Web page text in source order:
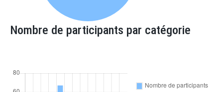
Nombre de participants par catégorie